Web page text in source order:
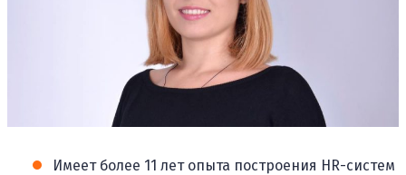
Имеет более 11 лет опыта построения HR-систем